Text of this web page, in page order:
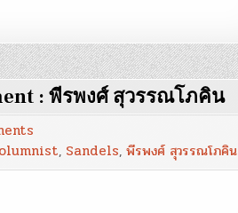
: พีรพงศ์ สุวรรณโภคิน
HR
The
Serie
, Sandels, พีรพงศ์ สุวรรณโภคิน